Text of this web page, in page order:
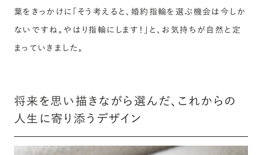
葉をきっかけに「そう考えると、婚約指輪を選ぶ機会は今しか
ないですね。やはり指輪にします！」と、お気持ちが自然と定
まっていきました。
将来を思い描きながら選んだ、これからの
人生に寄り添うデザイン